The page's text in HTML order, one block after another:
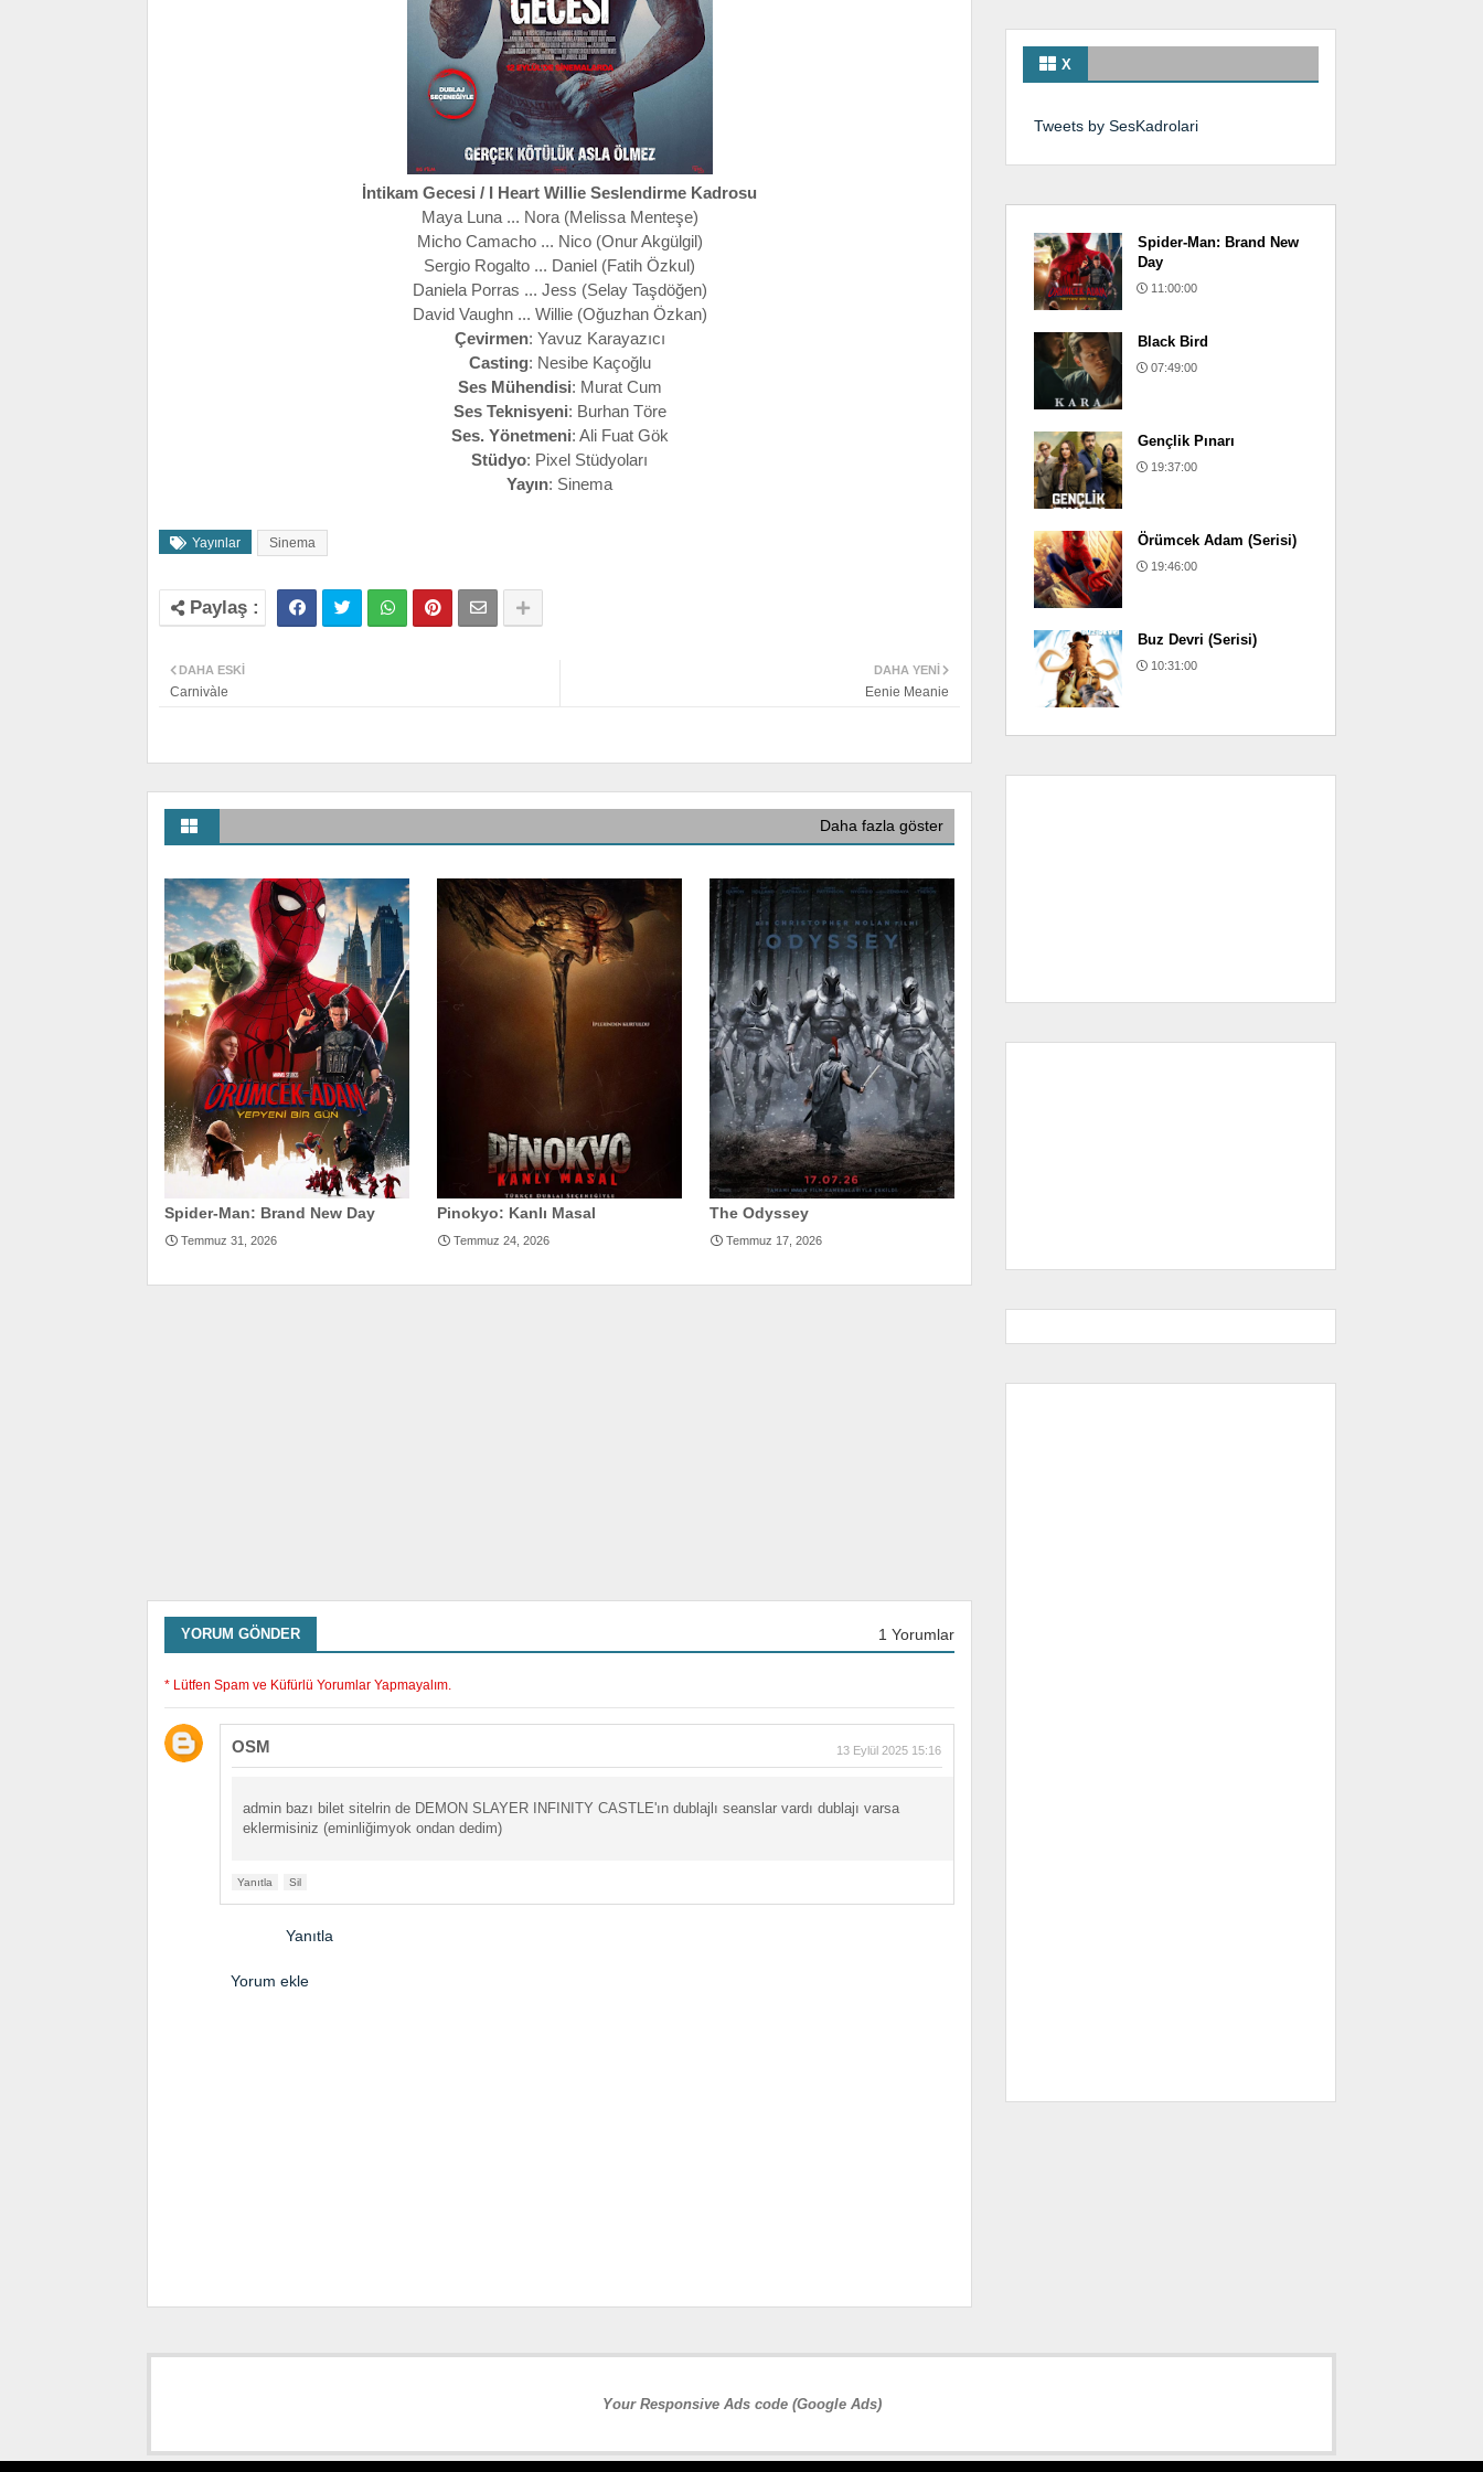
İntikam Gecesi / I Heart Willie Seslendirme Kadrosu
Maya Luna ... Nora (Melissa Menteşe)
Micho Camacho ... Nico (Onur Akgülgil)
Sergio Rogalto ... Daniel (Fatih Özkul)
Daniela Porras ... Jess (Selay Taşdöğen)
David Vaughn ... Willie (Oğuzhan Özkan)
Çevirmen: Yavuz Karayazıcı
Casting: Nesibe Kaçoğlu
Ses Mühendisi: Murat Cum
Ses Teknisyeni: Burhan Töre
Ses. Yönetmeni: Ali Fuat Gök
Stüdyo: Pixel Stüdyoları
Yayın: Sinema
Yayınlar Sinema
DAHA YENI
Eenie Meanie
DAHA ESKI
Carnivàle
Daha fazla göster
Spider-Man: Brand New Day
Temmuz 31, 2026
Pinokyo: Kanlı Masal
Temmuz 24, 2026
The Odyssey
Temmuz 17, 2026
YORUM GÖNDER 1 Yorumlar
* Lütfen Spam ve Küfürlü Yorumlar Yapmayalım.
OSM 13 Eylül 2025 15:16
admin bazı bilet sitelrin de DEMON SLAYER INFINITY CASTLE'ın dublajlı seanslar vardı dublajı varsa
eklermisiniz (eminliğimyok ondan dedim)
Yanıtla Sil
Yanıtla
Yorum ekle
X
Tweets by SesKadrolari
Spider-Man: Brand New
Day
11:00:00
Black Bird
07:49:00
Gençlik Pınarı
19:37:00
Örümcek Adam (Serisi)
19:46:00
Buz Devri (Serisi)
10:31:00
Your Responsive Ads code (Google Ads)